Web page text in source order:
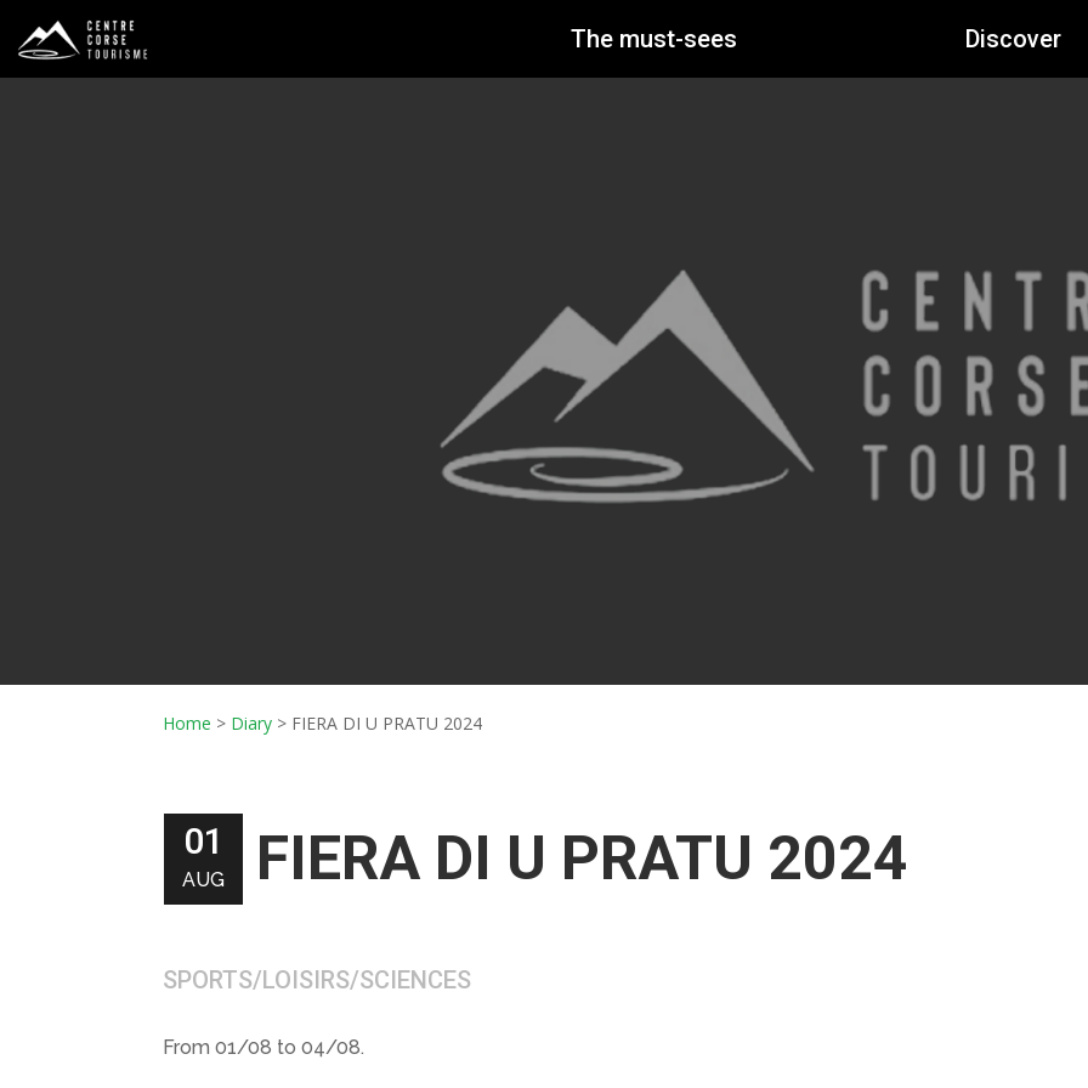
The must-sees Discover
Home > Diary > FIERA DI U PRATU 2024
01
AUG FIERA DI U PRATU 2024
SPORTS/LOISIRS/SCIENCES
From 01/08 to 04/08.